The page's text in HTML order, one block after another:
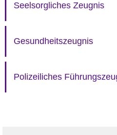
Seelsorgliches Zeugnis
Gesundheitszeugnis
Polizeiliches